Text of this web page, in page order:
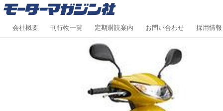
会社概要 刊行物一覧 定期購読案内 お問い合わせ 採用情報